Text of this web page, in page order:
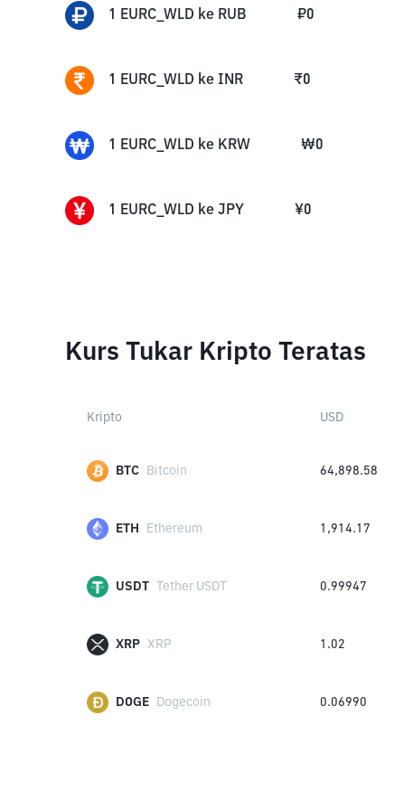
1 EURC_WLD ke RUB ₽0
1 EURC_WLD ke INR ₹0
1 EURC_WLD ke KRW ₩0
1 EURC_WLD ke JPY ¥0
Kurs Tukar Kripto Teratas
Kripto USD
BTC Bitcoin 64,898.58
ETH Ethereum 1,914.17
USDT Tether USDT 0.99947
XRP XRP 1.02
DOGE Dogecoin 0.06990